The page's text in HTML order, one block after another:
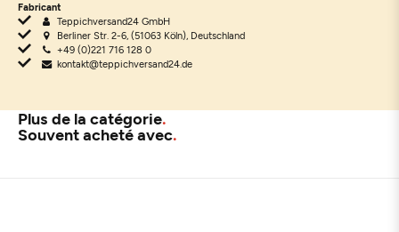
Fabricant
Teppichversand24 GmbH
Berliner Str. 2-6, (51063 Köln), Deutschland
+49 (0)221 716 128 0
kontakt@teppichversand24.de
Plus de la catégorie
Souvent acheté avec